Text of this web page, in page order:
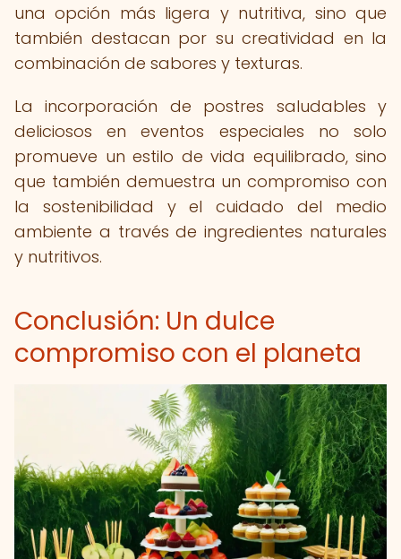
una opción más ligera y nutritiva, sino que
también destacan por su creatividad en la
combinación de sabores y texturas.
La incorporación de postres saludables y
deliciosos en eventos especiales no solo
promueve un estilo de vida equilibrado, sino
que también demuestra un compromiso con
la sostenibilidad y el cuidado del medio
ambiente a través de ingredientes naturales
y nutritivos.
Conclusión: Un dulce
compromiso con el planeta